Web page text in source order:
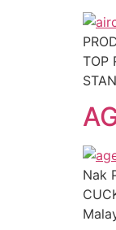
TOP
Nak